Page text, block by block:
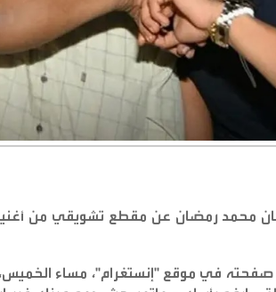
محمد رمضان عن مقطع تشويقي من
في موقع "إنستغرام"، مساء